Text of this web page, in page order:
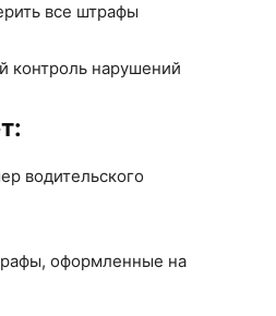
все штрафы
контроль нарушений
водительского
оформленные на